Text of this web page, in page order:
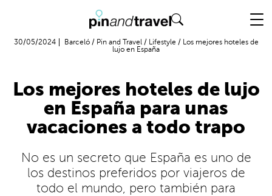
30/05/2024 Barceló / Pin and Travel / Lifestyle / Los mejores hoteles de
lujo en España
Los mejores hoteles de lujo
en España para unas
vacaciones a todo trapo
No es un secreto que España es uno de
los destinos preferidos por viajeros de
todo el mundo, pero también para